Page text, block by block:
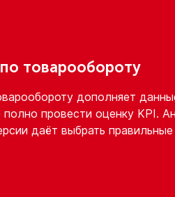
по товарообороту
дополняет
полно провести оценку KPI.
даёт выбрать